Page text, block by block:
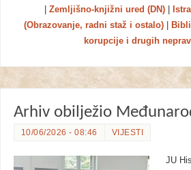
Zemljišno-knjižni ured (DN)|
(Obrazovanje, radni staž i ostalo)
korupcije i drugih
Arhiv obilježio
10/06/2026 - 08:46 VIJESTI
JU